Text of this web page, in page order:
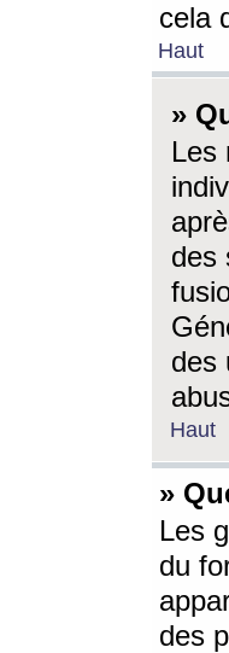
cela
Haut
»
Les
des
des
Haut
»
Les
du
des